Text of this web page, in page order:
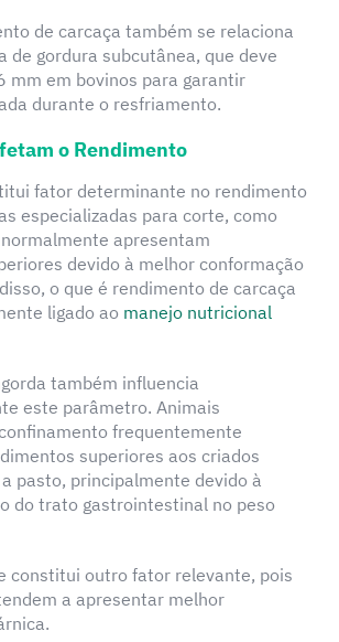
de carcaça também se relaciona
de gordura subcutânea, que deve
mm em bovinos para garantir
durante o resfriamento.
o Rendimento
fator determinante no rendimento
especializadas para corte, como
apresentam
devido à melhor conformação
o que é rendimento de carcaça
ligado ao manejo nutricional
também influencia
este parâmetro. Animais
frequentemente
superiores aos criados
pasto, principalmente devido à
do trato gastrointestinal no peso
constitui outro fator relevante, pois
a apresentar melhor